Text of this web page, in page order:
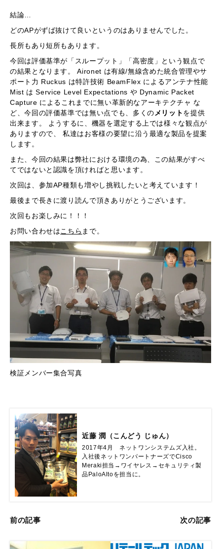
結論…
どのAPがずば抜けて良いというのはありませんでした。
長所もあり短所もあります。
今回は評価基準が「スループット」「高密度」という観点で
の結果となります。 Aironet は有線/無線含めた統合管理やサ
ポート力 Ruckus は特許技術 BeamFlex によるアンテナ性能
Mist は Service Level Expectations や Dynamic Packet
Capture によるこれまでに無い革新的なアーキテクチャ な
ど、今回の評価基準では無い点でも、多くの メリットを提供
出来ます。 ようするに、機器を選定する上では様々な観点が
ありますので、 私達はお客様の要望に沿う最適な製品を提案
します。
また、今回の結果は弊社における環境の為、この結果がすべ
てではないと認識を頂ければと思います。
次回は、参加AP種類も増やし挑戦したいと考えています！
最後まで長きに渡り読んで頂きありがとうございます。
次回もお楽しみに！！！
お問い合わせはこちら まで。
検証メンバー集合写真
近藤 潤（こんどう じゅん）
2017年4月　ネットワンシステムズ入社。
入社後ネットワンパートナーズでCisco
Meraki担当→ワイヤレス→セキュリティ製
品PaloAltoを担当に。
前の記事 次の記事